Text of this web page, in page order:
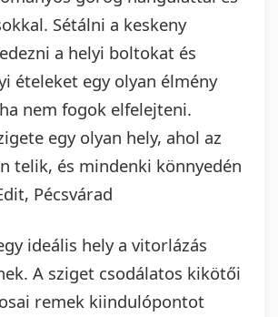
Sétálni a keskeny
a helyi boltokat és
ételeket egy olyan élmény
nem fogok elfelejteni.
egy olyan hely, ahol az
telik, és mindenki könnyedén
Pécsvárad
ideális hely a vitorlázás
A sziget csodálatos kikötői
remek kiindulópontot